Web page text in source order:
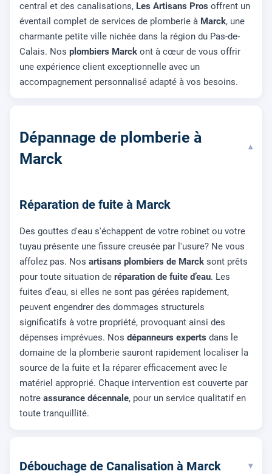
central et des canalisations, Les Artisans Pros offrent un
éventail complet de services de plomberie à Marck, une
charmante petite ville nichée dans la région du Pas-de-
Calais. Nos plombiers Marck ont à cœur de vous offrir
une expérience client exceptionnelle avec un
accompagnement personnalisé adapté à vos besoins.
Dépannage de plomberie à
Marck
▾
Réparation de fuite à Marck
Des gouttes d'eau s'échappent de votre robinet ou votre
tuyau présente une fissure creusée par l'usure? Ne vous
affolez pas. Nos artisans plombiers de Marck sont prêts
pour toute situation de réparation de fuite d’eau. Les
fuites d’eau, si elles ne sont pas gérées rapidement,
peuvent engendrer des dommages structurels
significatifs à votre propriété, provoquant ainsi des
dépenses imprévues. Nos dépanneurs experts dans le
domaine de la plomberie sauront rapidement localiser la
source de la fuite et la réparer efficacement avec le
matériel approprié. Chaque intervention est couverte par
notre assurance décennale, pour un service qualitatif en
toute tranquillité.
Débouchage de Canalisation à Marck ▾